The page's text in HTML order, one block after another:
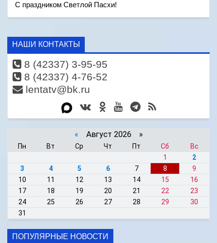
С праздником Светлой Пасхи!
НАШИ КОНТАКТЫ
8 (42337) 3-95-95
8 (42337) 4-76-52
lentatv@bk.ru
« Август 2026 »
Пн Вт Ср Чт Пт Сб
Вс
1
2
3
4 5 6 7 8
9
10
11 12 13 14 15
16
17
18 19 20 21 22
23
24
25 26 27 28 29
30
31
ПОПУЛЯРНЫЕ НОВОСТИ